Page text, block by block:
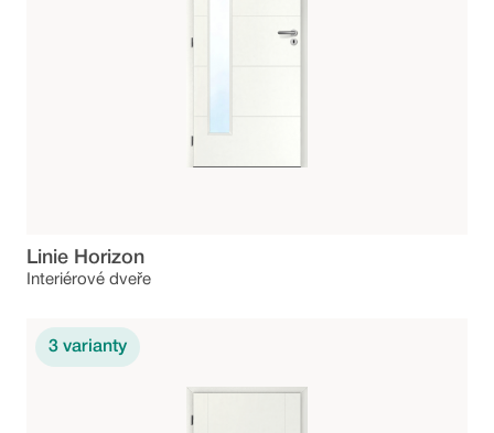
Linie Horizon
Interiérové dveře
3 varianty